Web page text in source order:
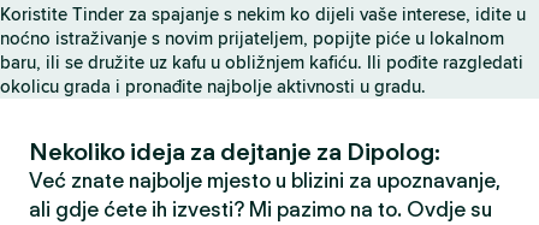
Koristite Tinder za spajanje s nekim ko dijeli vaše interese, idite u
noćno istraživanje s novim prijateljem, popijte piće u lokalnom
baru, ili se družite uz kafu u obližnjem kafiću. Ili pođite razgledati
okolicu grada i pronađite najbolje aktivnosti u gradu.
Nekoliko ideja za dejtanje za Dipolog:
Već znate najbolje mjesto u blizini za upoznavanje,
ali gdje ćete ih izvesti? Mi pazimo na to. Ovdje su